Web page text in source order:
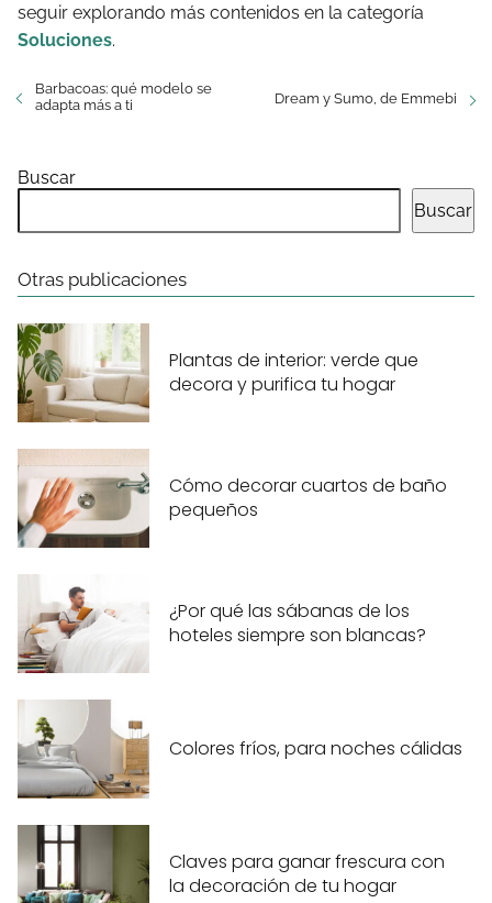
seguir explorando más contenidos en la categoría
Soluciones.
Barbacoas: qué modelo se
adapta más a ti
Dream y Sumo, de Emmebi
Buscar
Buscar
Otras publicaciones
Plantas de interior: verde que
decora y purifica tu hogar
Cómo decorar cuartos de baño
pequeños
¿Por qué las sábanas de los
hoteles siempre son blancas?
Colores fríos, para noches cálidas
Claves para ganar frescura con
la decoración de tu hogar